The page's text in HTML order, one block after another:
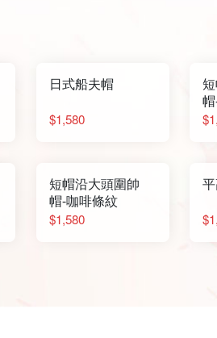
日式船夫帽
$1,580
短帽沿大頭圍帥
帽-咖啡條紋
$1,580